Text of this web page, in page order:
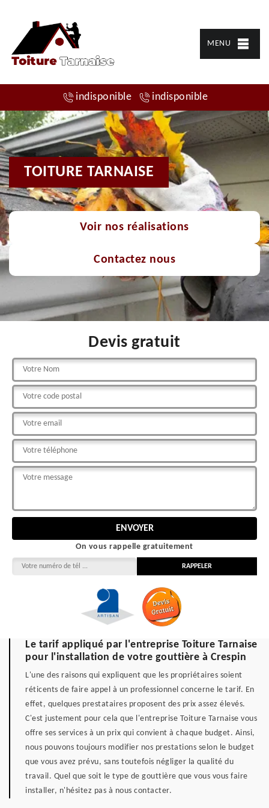
MENU
indisponible indisponible
TOITURE TARNAISE
Voir nos réalisations
Contactez nous
Devis gratuit
On vous rappelle gratuitement
Le tarif appliqué par l'entreprise Toiture Tarnaise
pour l'installation de votre gouttière à Crespin
L'une des raisons qui expliquent que les propriétaires soient
réticents de faire appel à un professionnel concerne le tarif. En
effet, quelques prestataires proposent des prix assez élevés.
C'est justement pour cela que l'entreprise Toiture Tarnaise vous
offre ses services à un prix qui convient à chaque budget. Ainsi,
nous pouvons toujours modifier nos prestations selon le budget
que vous avez prévu, sans toutefois négliger la qualité du
travail. Quel que soit le type de gouttière que vous vous faire
installer, n'hésitez pas à nous contacter.